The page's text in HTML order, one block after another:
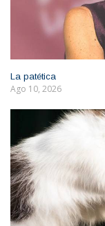
La patética
Ago 10, 2026